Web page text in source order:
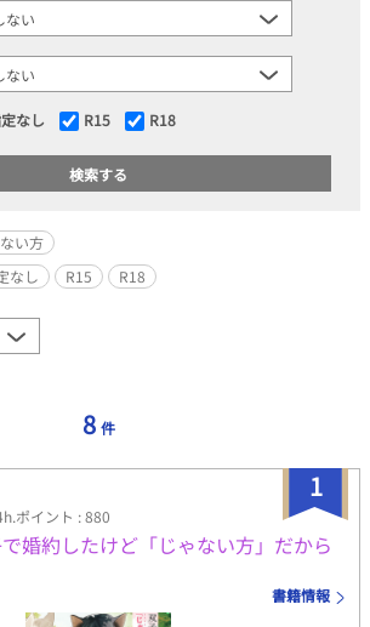
なし R15 R18
い方
なし R15 R18
8 件
1
ポイント : 880
婚約したけど「じゃない方」だから
書籍情報